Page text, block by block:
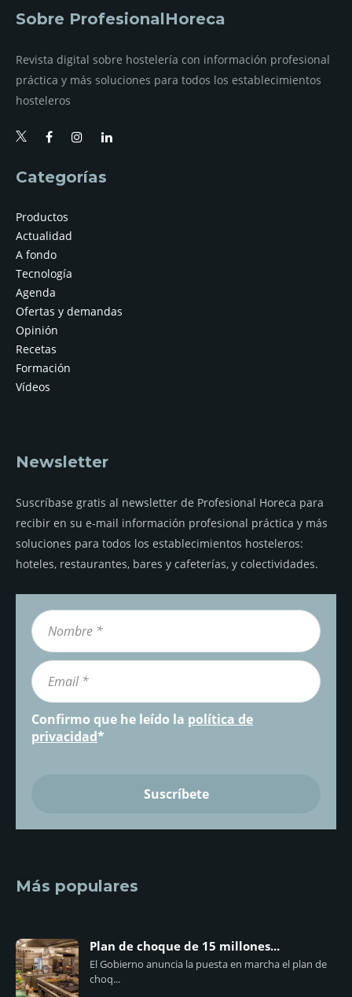
Sobre ProfesionalHoreca
Revista digital sobre hostelería con información profesional
práctica y más soluciones para todos los establecimientos
hosteleros
Categorías
Productos
Actualidad
A fondo
Tecnología
Agenda
Ofertas y demandas
Opinión
Recetas
Formación
Vídeos
Newsletter
Suscríbase gratis al newsletter de Profesional Horeca para
recibir en su e-mail información profesional práctica y más
soluciones para todos los establecimientos hosteleros:
hoteles, restaurantes, bares y cafeterías, y colectividades.
Confirmo que he leído la política de
privacidad*
Más populares
Plan de choque de 15 millones...
El Gobierno anuncia la puesta en marcha el plan de
choq...